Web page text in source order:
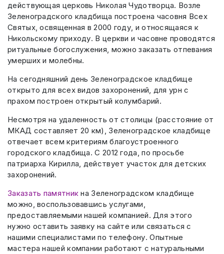
действующая церковь Николая Чудотворца. Возле
Зеленоградского кладбища построена часовня Всех
Святых, освященная в 2000 году, и относящаяся к
Никольскому приходу. В церкви и часовне проводятся
ритуальные богослужения, можно заказать отпевания
умерших и молебны.
На сегодняшний день Зеленоградское кладбище
открыто для всех видов захоронений, для урн с
прахом построен открытый колумбарий.
Несмотря на удаленность от столицы (расстояние от
МКАД составляет 20 км), Зеленоградское кладбище
отвечает всем критериям благоустроенного
городского кладбища. С 2012 года, по просьбе
патриарха Кирилла, действует участок для детских
захоронений.
Заказать памятник на Зеленоградском кладбище
можно, воспользовавшись услугами,
предоставляемыми нашей компанией. Для этого
нужно оставить заявку на сайте или связаться с
нашими специалистами по телефону. Опытные
мастера нашей компании работают с натуральными